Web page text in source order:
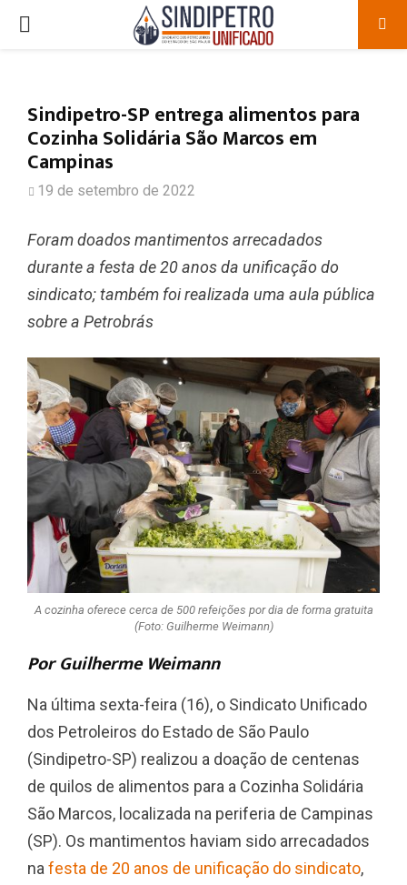
PRIMARY
Sindipetro-SP entrega alimentos para
Cozinha Solidária São Marcos em
Campinas
19 de setembro de 2022
Foram doados mantimentos arrecadados
durante a festa de 20 anos da unificação do
sindicato; também foi realizada uma aula pública
sobre a Petrobrás
A cozinha oferece cerca de 500 refeições por dia de forma gratuita
(Foto: Guilherme Weimann)
Por Guilherme Weimann
Na última sexta-feira (16), o Sindicato Unificado
dos Petroleiros do Estado de São Paulo
(Sindipetro-SP) realizou a doação de centenas
de quilos de alimentos para a Cozinha Solidária
São Marcos, localizada na periferia de Campinas
(SP). Os mantimentos haviam sido arrecadados
na festa de 20 anos de unificação do sindicato,